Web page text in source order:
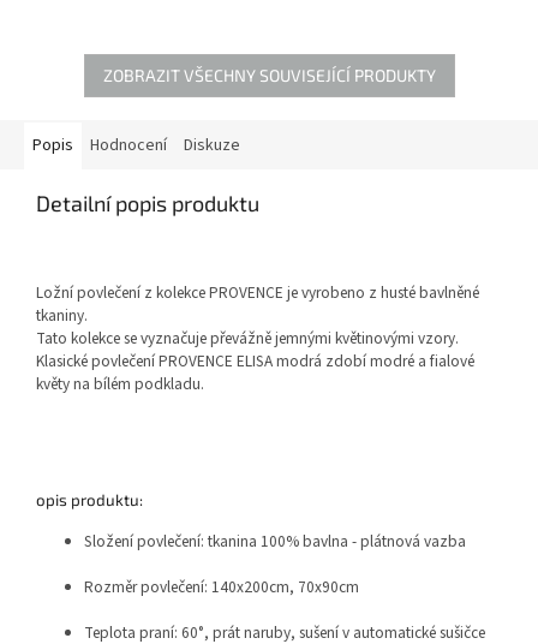
hvězdami na šedém
podkladu. Složení povlečení:
tkanina 100% bavlna, plátnová
použitým bavlněným přízím.
ZOBRAZIT VŠECHNY SOUVISEJÍCÍ PRODUKTY
Popis Hodnocení Diskuze
Detailní popis produktu
Ložní povlečení z kolekce PROVENCE je vyrobeno z husté bavlněné
tkaniny.
Tato kolekce se vyznačuje převážně jemnými květinovými vzory.
Klasické povlečení PROVENCE ELISA modrá zdobí modré a fialové
květy na bílém podkladu.
opis produktu:
Složení povlečení: tkanina 100% bavlna - plátnová vazba
Rozměr povlečení: 140x200cm, 70x90cm
Teplota praní: 60°, prát naruby, sušení v automatické sušičce